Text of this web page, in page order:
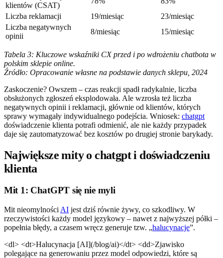
klientów (CSAT)
Liczba reklamacji
19/miesiąc
23/miesiąc
Liczba negatywnych
opinii
8/miesiąc 15/miesiąc
Tabela 3: Kluczowe wskaźniki CX przed i po wdrożeniu chatbota w
polskim sklepie online.
Źródło: Opracowanie własne na podstawie danych sklepu, 2024
Zaskoczenie? Owszem – czas reakcji spadł radykalnie, liczba
obsłużonych zgłoszeń eksplodowała. Ale wzrosła też liczba
negatywnych opinii i reklamacji, głównie od klientów, których
sprawy wymagały indywidualnego podejścia. Wniosek: chatgpt
doświadczenie klienta potrafi odmienić, ale nie każdy przypadek
daje się zautomatyzować bez kosztów po drugiej stronie barykady.
Największe mity o chatgpt i doświadczeniu
klienta
Mit 1: ChatGPT się nie myli
Mit nieomylności AI jest dziś równie żywy, co szkodliwy. W
rzeczywistości każdy model językowy – nawet z najwyższej półki –
popełnia błędy, a czasem wręcz generuje tzw. „halucynacje”.
<dl> <dt>Halucynacja [AI](/blog/ai)</dt> <dd>Zjawisko
polegające na generowaniu przez model odpowiedzi, które są